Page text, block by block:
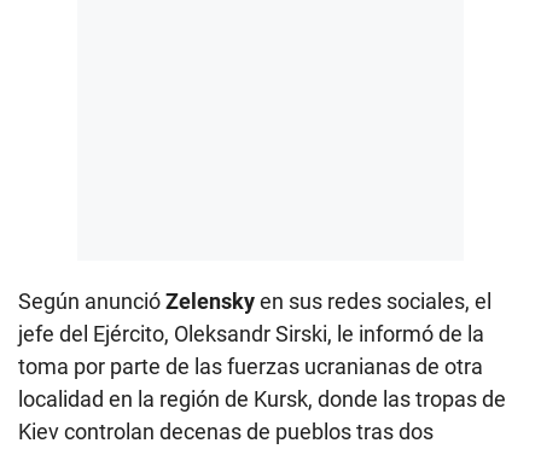
Según anuncióZelenskyen sus redes sociales, el
jefe del Ejército, Oleksandr Sirski, le informó de la
toma por parte de las fuerzas ucranianas de otra
localidad en la región de Kursk, donde las tropas de
Kiev controlan decenas de pueblos tras dos